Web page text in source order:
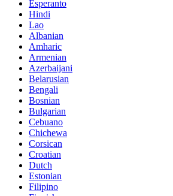
Esperanto
Hindi
Lao
Albanian
Amharic
Armenian
Azerbaijani
Belarusian
Bengali
Bosnian
Bulgarian
Cebuano
Chichewa
Corsican
Croatian
Dutch
Estonian
Filipino